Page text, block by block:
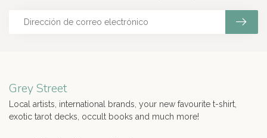
Grey Street
Local artists, international brands, your new favourite t-shirt,
exotic tarot decks, occult books and much more!